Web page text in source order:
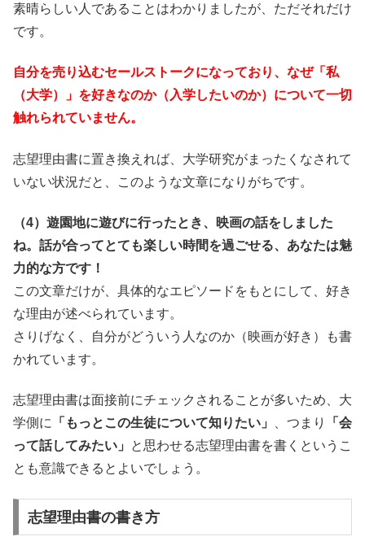
素晴らしい人であることはわかりましたが、ただそれだけ
です。
自分を売り込むセールストークになっており、なぜ「私
（大学）」を好きなのか（入学したいのか）について一切
触れられていません。
志望理由書に置き換えれば、大学研究がまったくなされて
いない状況だと、このような文章になりがちです。
（4）遊園地に遊びに行ったとき、映画の話をしました
ね。話が合ってとても楽しい時間を過ごせる、あなたは魅
力的な方です！
この文章だけが、具体的なエピソードをもとにして、好き
な理由が述べられています。
さりげなく、自分がどういう人なのか（映画が好き）も書
かれています。
志望理由書は面接前にチェックされることが多いため、大
学側に 「もっとこの生徒について知りたい」 、つまり
「会
って話してみたい」
と思わせる志望理由書を書くというこ
とも意識できるとよいでしょう。
志望理由書の書き方